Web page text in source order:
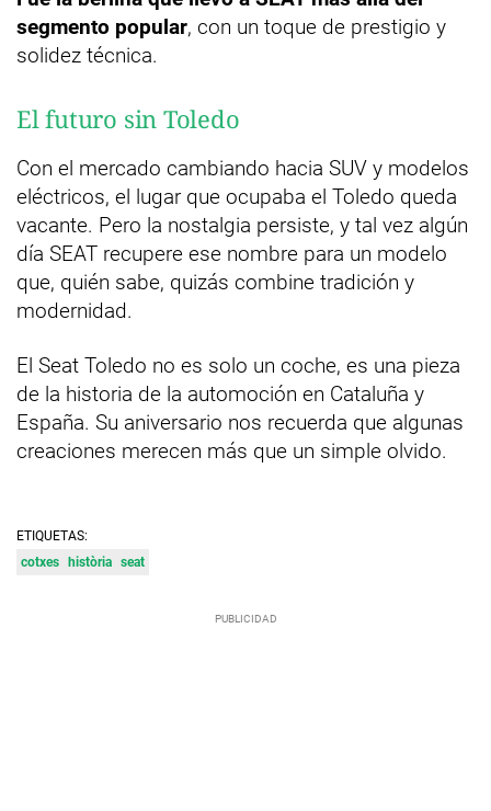
segmento popular, con un toque de prestigio y
solidez técnica.
El futuro sin Toledo
Con el mercado cambiando hacia SUV y modelos
eléctricos, el lugar que ocupaba el Toledo queda
vacante. Pero la nostalgia persiste, y tal vez algún
día SEAT recupere ese nombre para un modelo
que, quién sabe, quizás combine tradición y
modernidad.
El Seat Toledo no es solo un coche, es una pieza
de la historia de la automoción en Cataluña y
España. Su aniversario nos recuerda que algunas
creaciones merecen más que un simple olvido.
ETIQUETAS:
cotxes història seat